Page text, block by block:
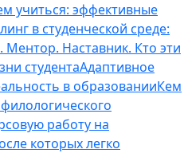
учиться: эффективные
в студенческой среде:
Ментор. Наставник. Кто эти
студентаАдаптивное
в образованииКем
работу на
которых легко